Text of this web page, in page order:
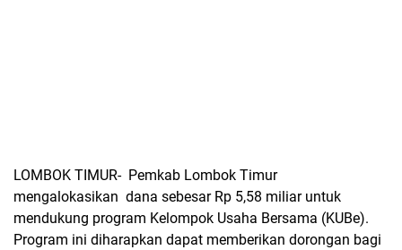
LOMBOK TIMUR- Pemkab Lombok Timur
mengalokasikan dana sebesar Rp 5,58 miliar untuk
mendukung program Kelompok Usaha Bersama (KUBe).
Program ini diharapkan dapat memberikan dorongan bagi